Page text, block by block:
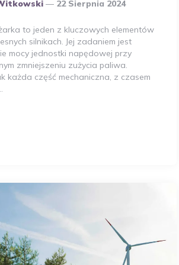
22 Sierpnia 2024
to jeden z kluczowych elementów
silnikach. Jej zadaniem jest
mocy jednostki napędowej przy
zmniejszeniu zużycia paliwa.
każda część mechaniczna, z czasem